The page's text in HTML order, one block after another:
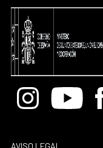
InstagramYoutube